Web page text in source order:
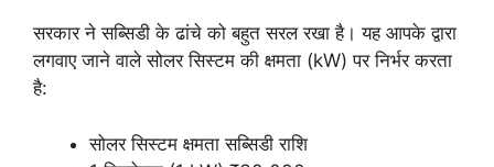
सरकार ने सब्सिडी के ढांचे को बहुत सरल रखा है। यह आपके द्वारा
लगवाए जाने वाले सोलर सिस्टम की क्षमता (kW) पर निर्भर करता
है:
सोलर सिस्टम क्षमता सब्सिडी राशि